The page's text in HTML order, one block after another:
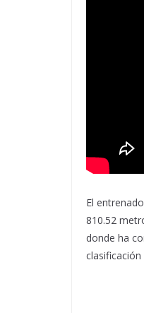
El
810.52
donde ha
clasificación